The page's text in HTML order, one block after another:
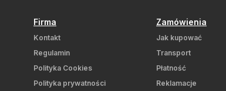
Firma
Kontakt
Regulamin
Polityka Cookies
Polityka prywatności
Zamówienia
Jak kupować
Transport
Płatność
Reklamacje